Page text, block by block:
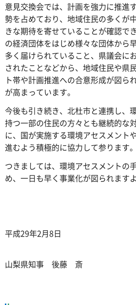
意見交換会では、計画を強力に推進
勢を占めており、地域住民の多くが
きな期待を寄せていることが確認で
の経済団体をはじめ様々な団体から
多く届けられていること、県議会に
されたことなどから、地域住民や県
ト帯や計画推進への合意形成が図ら
が高まっています。
今後も引き続き、北杜市と連携し、
持つ一部の住民の方々とも継続的な
に、国が実施する環境アセスメント
進むよう積極的に協力して参ります。
つきましては、環境アセスメントの
め、一日も早く事業化が図られます
平成29年2月8日
山梨県知事 後藤 斎